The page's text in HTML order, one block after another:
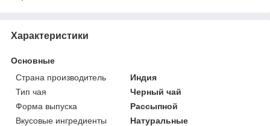
Характеристики
Основные
Страна производитель
Индия
Тип чая
Черный чай
Форма выпуска
Рассыпной
Вкусовые ингредиенты
Натуральные